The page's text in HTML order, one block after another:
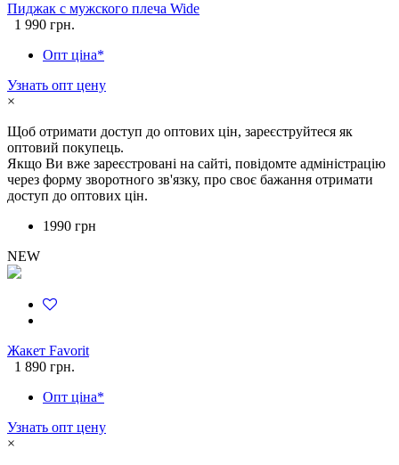
Пиджак с мужского плеча Wide
1 990 грн.
Опт ціна*
Узнать опт цену
×
Щоб отримати доступ до оптових цін, зареєструйтеся як
оптовий покупець.
Якщо Ви вже зареєстровані на сайті, повідомте адміністрацію
через форму зворотного зв'язку, про своє бажання отримати
доступ до оптових цін.
1990 грн
NEW
Жакет Favorit
1 890 грн.
Опт ціна*
Узнать опт цену
×